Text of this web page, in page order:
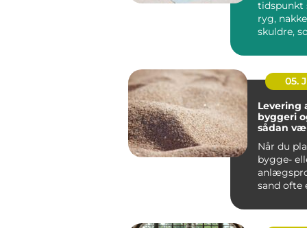
tidspunkt
ryg,
skuldre,
selv....
05.
Levering
byggeri
sådan
Når du
bygge-
sand ofte